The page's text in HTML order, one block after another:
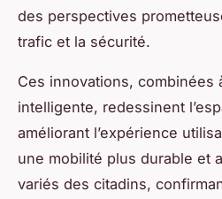
des perspectives
trafic et la sécurité.
Ces innovations, combinées
intelligente, redessinent
améliorant l’expérience
une mobilité plus durable et
variés des citadins,